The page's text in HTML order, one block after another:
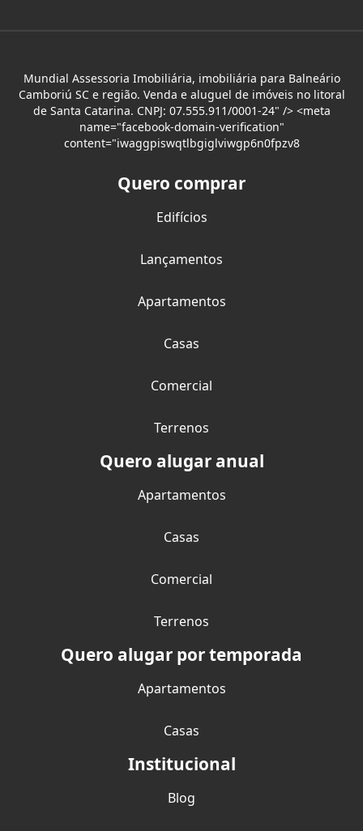
Mundial Assessoria Imobiliária, imobiliária para Balneário
Camboriú SC e região. Venda e aluguel de imóveis no litoral
de Santa Catarina. CNPJ: 07.555.911/0001-24" /> <meta
name="facebook-domain-verification"
content="iwaggpiswqtlbgiglviwgp6n0fpzv8
Quero comprar
Edifícios
Lançamentos
Apartamentos
Casas
Comercial
Terrenos
Quero alugar anual
Apartamentos
Casas
Comercial
Terrenos
Quero alugar por temporada
Apartamentos
Casas
Institucional
Blog